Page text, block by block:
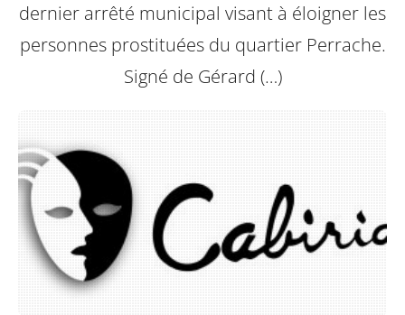
dernier arrêté municipal visant à éloigner les
personnes prostituées du quartier Perrache.
Signé de Gérard (…)